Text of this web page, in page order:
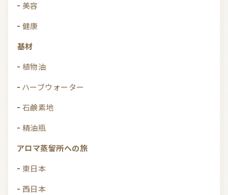
美容
健康
基材
植物油
ハーブウォーター
石鹸素地
精油瓶
アロマ蒸留所への旅
東日本
西日本